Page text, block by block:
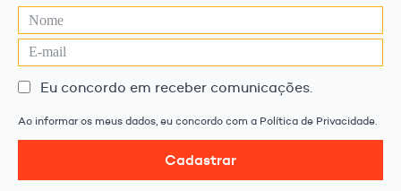
Eu concordo em receber comunicações.
Ao informar os meus dados, eu concordo com a Política de Privacidade.
Cadastrar